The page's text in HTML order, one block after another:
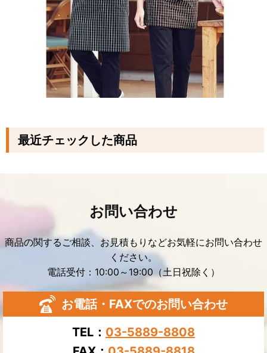
最近チェックした商品
お問い合わせ
商品の関するご相談、お見積もりなどお気軽にお問い合わせ
ください。
電話受付：10:00～19:00（土日祝除く）
お電話・FAXでのお問い合わせ
TEL： 03-5889-8808